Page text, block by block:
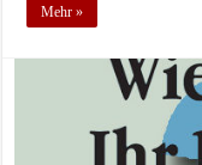
Mehr »